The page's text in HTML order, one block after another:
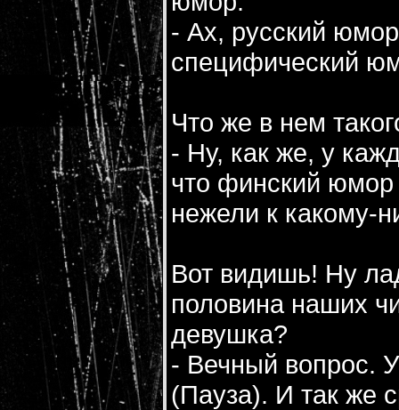
- Ах, русский
специфический
Что же в нем
- Ну, как же, у
что финский
нежели к какому-
Вот видишь! Ну
половина наших
девушка?
- Вечный вопрос.
(Пауза). И так же